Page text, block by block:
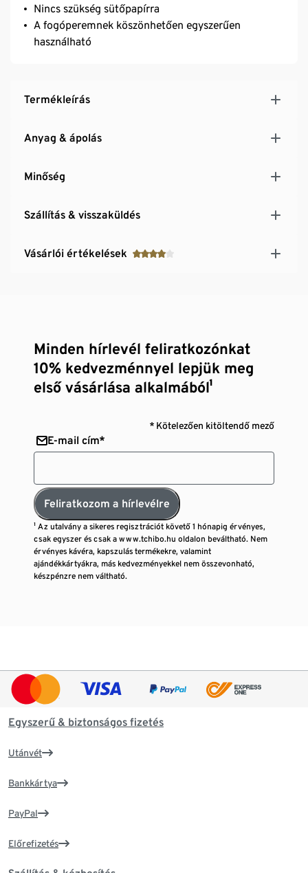
Nincs szükség sütőpapírra
A fogóperemnek köszönhetően egyszerűen
használható
Termékleírás
Anyag & ápolás
Minőség
Szállítás & visszaküldés
Vásárlói értékelések
Minden hírlevél feliratkozónkat
10% kedvezménnyel lepjük meg
első vásárlása alkalmából¹
* Kötelezően kitöltendő mező
E-mail cím*
Feliratkozom a hírlevélre
¹ Az utalvány a sikeres regisztrációt követő 1 hónapig érvényes,
csak egyszer és csak a www.tchibo.hu oldalon beváltható. Nem
érvényes kávéra, kapszulás termékekre, valamint
ajándékkártyákra, más kedvezményekkel nem összevonható,
készpénzre nem váltható.
Egyszerű & biztonságos fizetés
Utánvét
Bankkártya
PayPal
Előrefizetés